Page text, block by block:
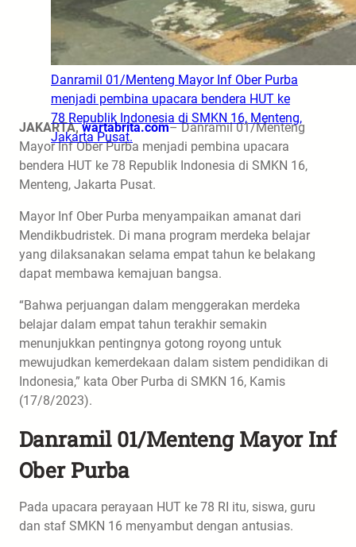
Danramil 01/Menteng Mayor Inf Ober Purba
menjadi pembina upacara bendera HUT ke
78 Republik Indonesia di SMKN 16, Menteng,
Jakarta Pusat.
JAKARTA,wartabrita.com– Danramil 01/Menteng
Mayor Inf Ober Purba menjadi pembina upacara
bendera HUT ke 78 Republik Indonesia di SMKN 16,
Menteng, Jakarta Pusat.
Mayor Inf Ober Purba menyampaikan amanat dari
Mendikbudristek. Di mana program merdeka belajar
yang dilaksanakan selama empat tahun ke belakang
dapat membawa kemajuan bangsa.
“Bahwa perjuangan dalam menggerakan merdeka
belajar dalam empat tahun terakhir semakin
menunjukkan pentingnya gotong royong untuk
mewujudkan kemerdekaan dalam sistem pendidikan di
Indonesia,” kata Ober Purba di SMKN 16, Kamis
(17/8/2023).
Danramil 01/Menteng Mayor Inf
Ober Purba
Pada upacara perayaan HUT ke 78 RI itu, siswa, guru
dan staf SMKN 16 menyambut dengan antusias.